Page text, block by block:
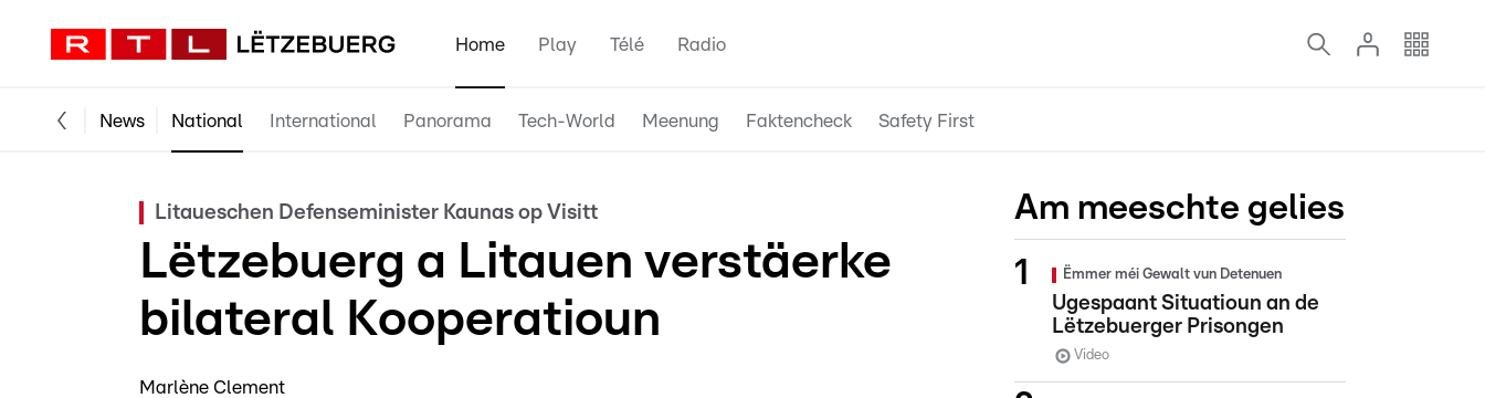
Home Play Télé Radio
News National International Panorama Tech-World Meenung Faktencheck Safety First
Litaueschen Defenseminister Kaunas op Visitt
Lëtzebuerg a Litauen verstäerke
bilateral Kooperatioun
Marlène Clement
Am meeschte gelies
Ëmmer méi Gewalt vun Detenuen
Ugespaant Situatioun an de
Lëtzebuerger Prisongen
Video